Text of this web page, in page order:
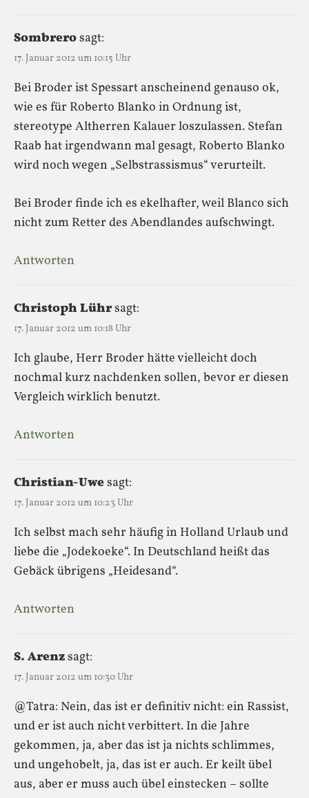
Sombrerosagt:
17. Januar 2012 um 10:15 Uhr
Bei Broder ist Spessart anscheinend genauso ok,
wie es für Roberto Blanko in Ordnung ist,
stereotype Altherren Kalauer loszulassen. Stefan
Raab hat irgendwann mal gesagt, Roberto Blanko
wird noch wegen „Selbstrassismus“ verurteilt.
Bei Broder finde ich es ekelhafter, weil Blanco sich
nicht zum Retter des Abendlandes aufschwingt.
Antworten
Christoph Lührsagt:
17. Januar 2012 um 10:18 Uhr
Ich glaube, Herr Broder hätte vielleicht doch
nochmal kurz nachdenken sollen, bevor er diesen
Vergleich wirklich benutzt.
Antworten
Christian-Uwesagt:
17. Januar 2012 um 10:23 Uhr
Ich selbst mach sehr häufig in Holland Urlaub und
liebe die „Jodekoeke“. In Deutschland heißt das
Gebäck übrigens „Heidesand“.
Antworten
S. Arenzsagt:
17. Januar 2012 um 10:30 Uhr
@Tatra: Nein, das ist er definitiv nicht: ein Rassist,
und er ist auch nicht verbittert. In die Jahre
gekommen, ja, aber das ist ja nichts schlimmes,
und ungehobelt, ja, das ist er auch. Er keilt übel
aus, aber er muss auch übel einstecken – sollte